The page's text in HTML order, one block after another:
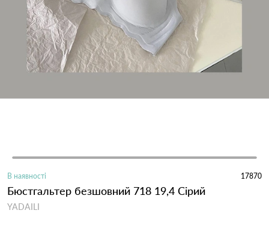
В наявності 17870
Бюстгальтер безшовний 718 19,4 Сірий
YADAILI